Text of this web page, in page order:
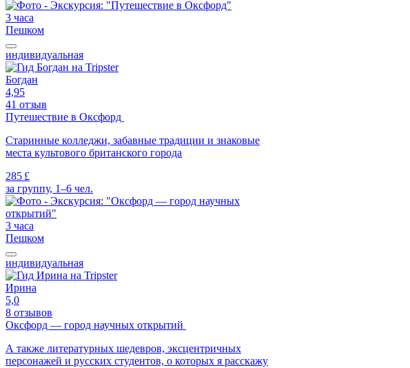
3 часа
Пешком
индивидуальная
Богдан
4,95
41 отзыв
Путешествие в Оксфорд
Старинные колледжи, забавные традиции и знаковые
места культового британского города
285 £
за группу, 1–6 чел.
3 часа
Пешком
индивидуальная
Ирина
5,0
8 отзывов
Оксфорд — город научных открытий
А также литературных шедевров, эксцентричных
персонажей и русских студентов, о которых я расскажу